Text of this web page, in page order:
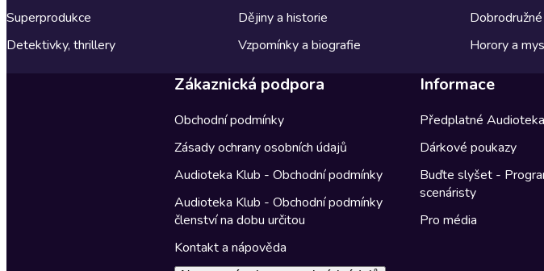
Superprodukce
Detektivky, thrillery
Dějiny a historie
Vzpomínky a biografie
Horory a
Zákaznická podpora
Obchodní podmínky
Zásady ochrany osobních údajů
Audioteka Klub - Obchodní podmínky
Audioteka Klub - Obchodní podmínky
členství na dobu určitou
Kontakt a nápověda
Informace
Předplatné
Dárkové poukazy
Buďte slyšet -
scenáristy
Pro média